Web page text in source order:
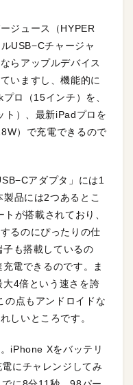
ジュース（HYPER
USB−Cチャージャ
らアップルデバイス
いますし、機能的に
ロ（15インチ）を、
ト）、最新iPadプロを
W）で充電できるので
アダプタ」には1
品には2つあるとこ
が搭載されており、
るのにぴったりの仕
も搭載しているの
電できるのです。ま
4倍という速さを誇
の点もアンドロイドな
しいところです。
iPhone Xをバッテリ
にチャレンジしてみ